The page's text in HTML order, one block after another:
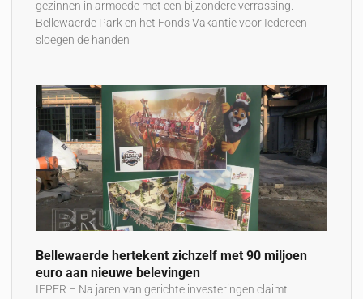
gezinnen in armoede met een bijzondere verrassing.
Bellewaerde Park en het Fonds Vakantie voor Iedereen
sloegen de handen
Bellewaerde hertekent zichzelf met 90 miljoen
euro aan nieuwe belevingen
IEPER – Na jaren van gerichte investeringen claimt